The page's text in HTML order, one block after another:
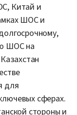
Китай и
ШОС и
ШОС на
для
сферах.
стороны и